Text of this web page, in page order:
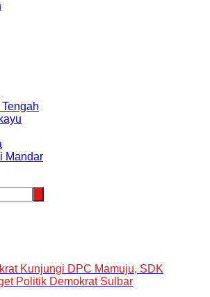
Mandar
Kunjungi DPC Mamuju, SDK
Politik Demokrat Sulbar